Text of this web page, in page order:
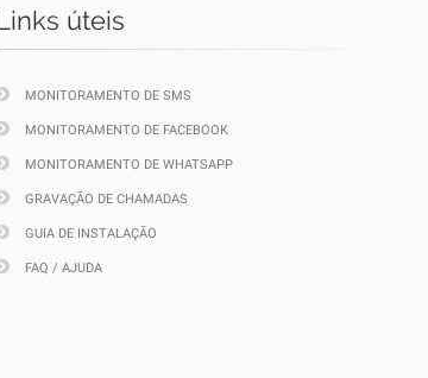
úteis
MONITORAMENTO DE SMS
MONITORAMENTO DE FACEBOOK
MONITORAMENTO DE WHATSAPP
GRAVAÇÃO DE CHAMADAS
GUIA DE INSTALAÇÃO
FAQ / AJUDA